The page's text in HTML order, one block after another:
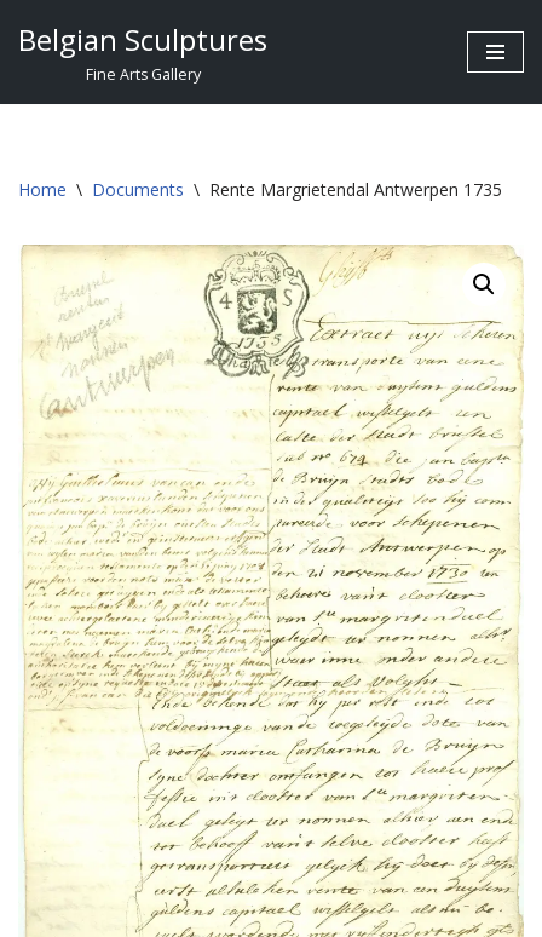
Belgian Sculptures
Fine Arts Gallery
Home \ Documents \ Rente Margrietendal Antwerpen 1735